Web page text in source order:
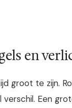
en
groot te zijn.
verschil. Een